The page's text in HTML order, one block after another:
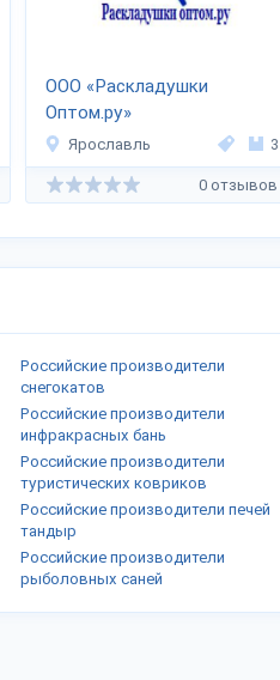
ООО «Раскладушки
Оптом.ру»
Ярославль 3
0 отзывов
Российские производители
снегокатов
Российские производители
инфракрасных бань
Российские производители
туристических ковриков
Российские производители печей
тандыр
Российские производители
рыболовных саней